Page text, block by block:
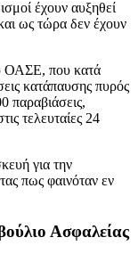
έχουν αυξηθεί
ως τώρα δεν έχουν
ΟΑΣΕ, που κατά
κατάπαυσης πυρός
παραβιάσεις,
τελευταίες 24
για την
πως φαινόταν εν
Ασφαλείας